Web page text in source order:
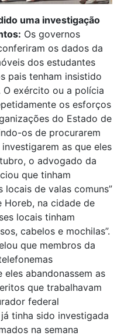
uma investigação
Os governos
os dados da
dos estudantes
pais tenham insistido
O exército ou a polícia
os esforços
do Estado de
os de procurarem
as que eles
o advogado da
que tinham
de valas comuns”
Horeb, na cidade de
locais tinham
cabelos e mochilas”.
que membros da
abandonassem as
que trabalhavam
federal
tinha sido investigada
na semana